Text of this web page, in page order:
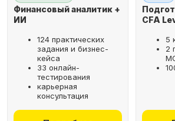
Финансовый аналитик +
ИИ
124 практических
задания и бизнес-
кейса
33 онлайн-
тестирования
карьерная
консультация
CFA
5
2